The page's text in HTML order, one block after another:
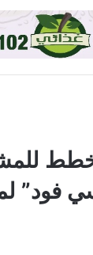
فود”